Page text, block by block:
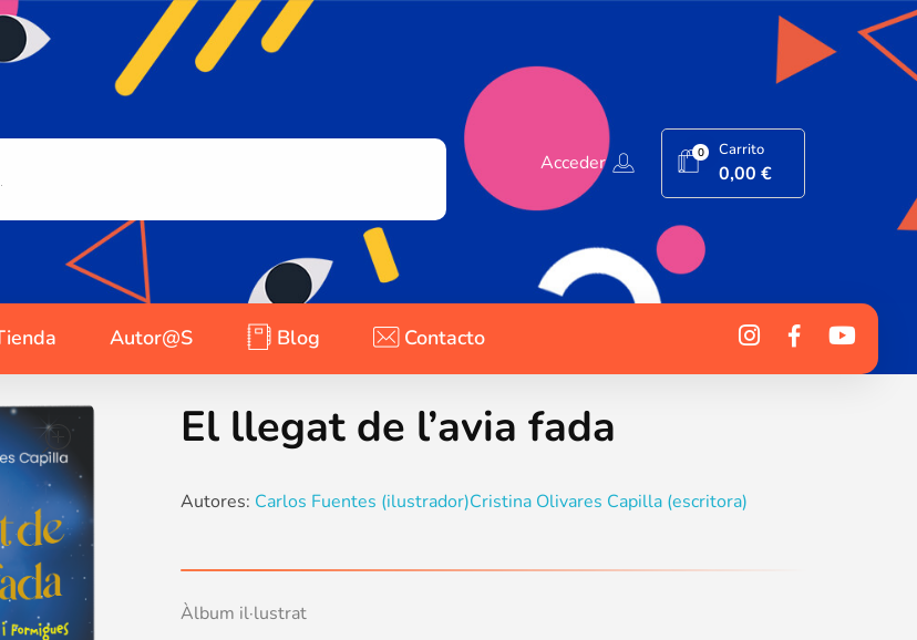
Acceder 0 Carrito
0,00€
Autor@s Blog Contacto
El llegat de l’avia fada
Autores: Carlos Fuentes (ilustrador)Cristina Olivares Capilla (escritora)
Àlbum il·lustrat